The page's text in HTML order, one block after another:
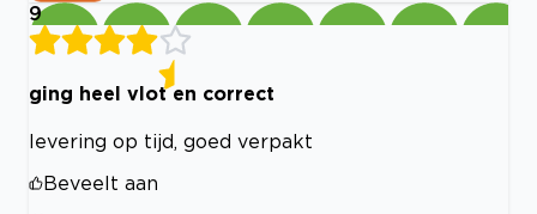
9
ging heel vlot en correct
levering op tijd, goed verpakt
Beveelt aan